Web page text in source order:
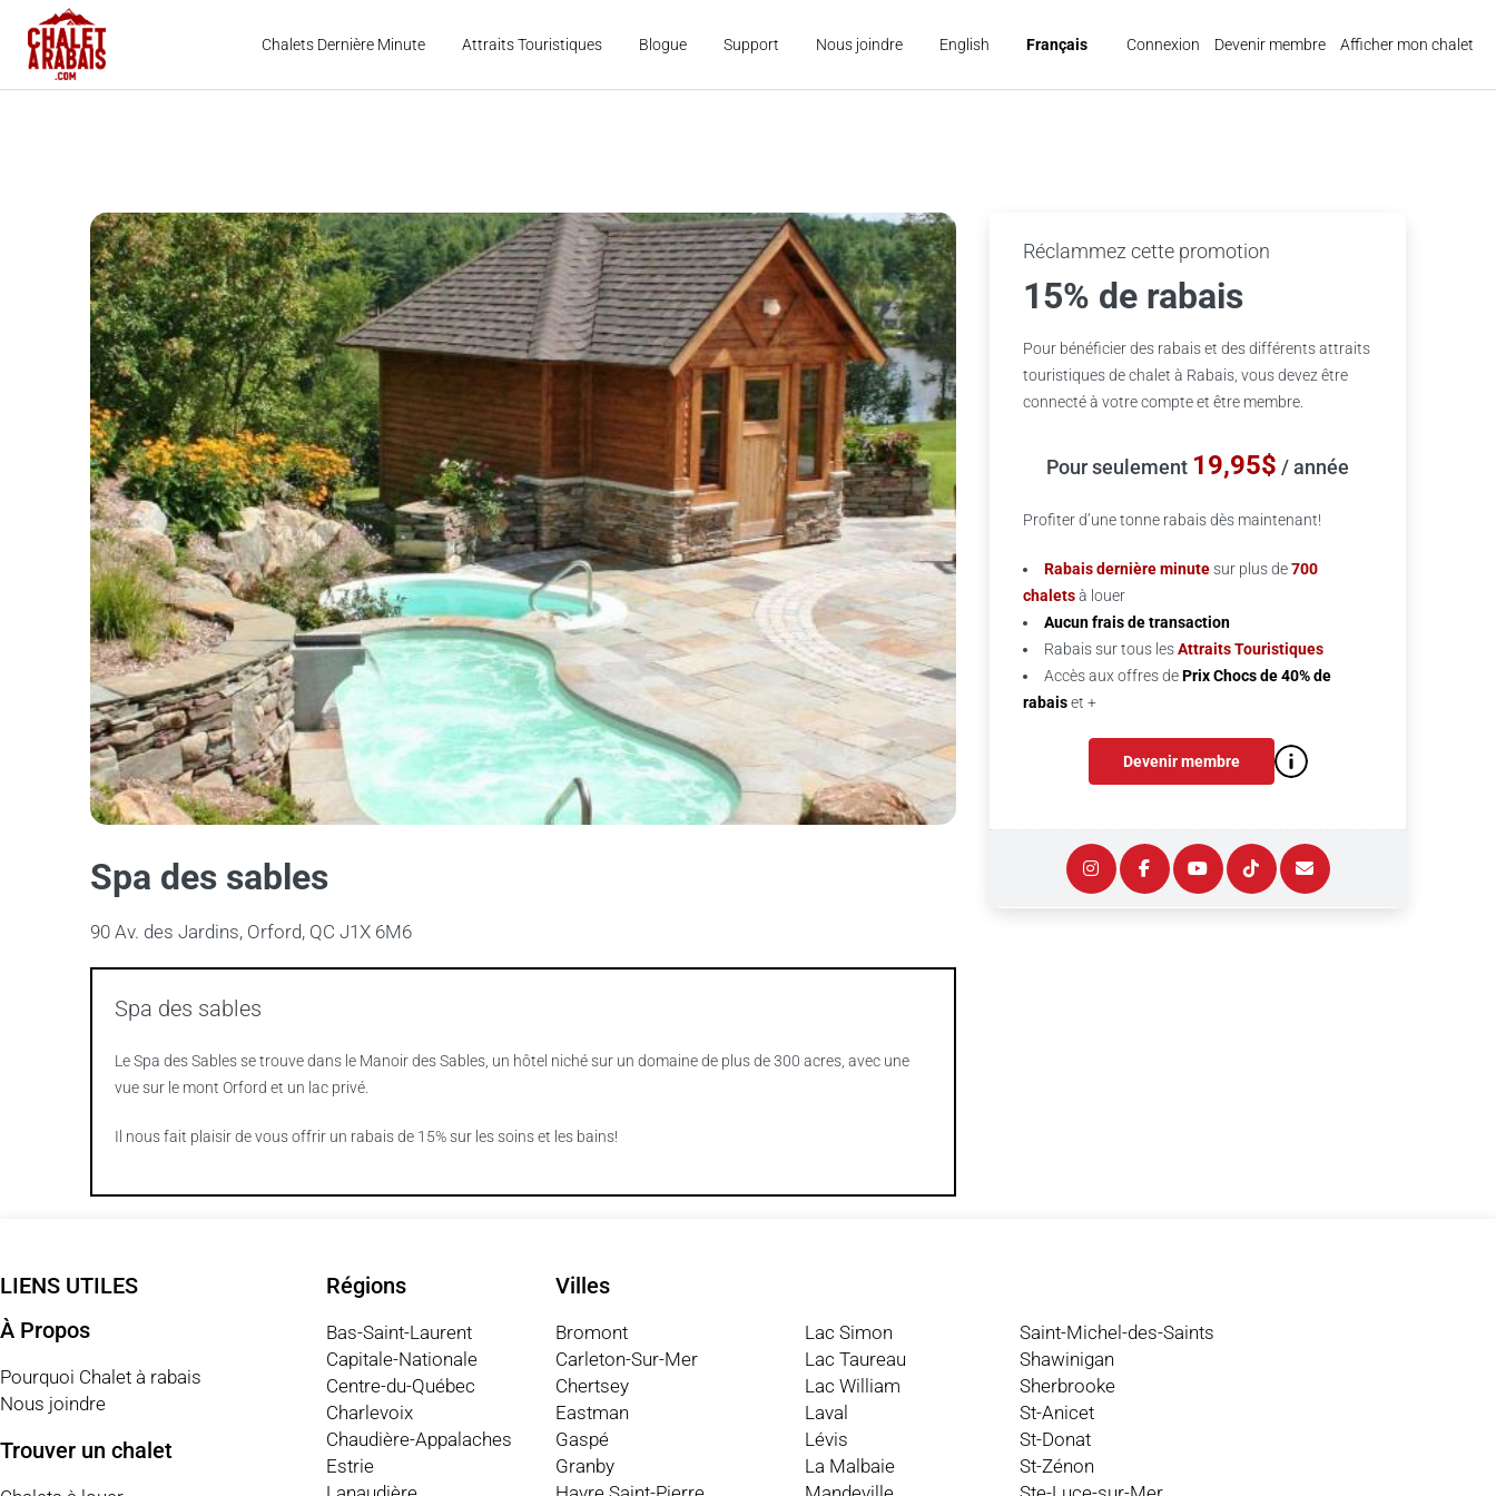
Chalets Dernière Minute Attraits Touristiques Blogue Support Nous joindre English Français Connexion Devenir membre Afficher mon chalet
Spa des sables
90 Av. des Jardins, Orford, QC J1X 6M6
Spa des sables
Le Spa des Sables se trouve dans le Manoir des Sables, un hôtel niché sur un domaine de plus de 300 acres, avec une
vue sur le mont Orford et un lac privé.
Il nous fait plaisir de vous offrir un rabais de 15% sur les soins et les bains!
Réclammez cette promotion
15% de rabais
Pour bénéficier des rabais et des différents attraits
touristiques de chalet à Rabais, vous devez être
connecté à votre compte et être membre.
Pour seulement 19,95$ / année
Profiter d’une tonne rabais dès maintenant!
Rabais dernière minutesur plus de700
chaletsà louer
Aucun frais de transaction
Rabais sur tous lesAttraits Touristiques
Accès aux offres dePrix Chocs de 40% de
rabaiset +
Devenir membre
LIENS UTILES
À Propos
Pourquoi Chalet à rabais
Nous joindre
Trouver un chalet
Régions
Bas-Saint-Laurent
Capitale-Nationale
Centre-du-Québec
Charlevoix
Chaudière-Appalaches
Estrie
Villes
Bromont
Carleton-Sur-Mer
Chertsey
Eastman
Gaspé
Granby
Lac Simon
Lac Taureau
Lac William
Laval
Lévis
La Malbaie
Saint-Michel-des-Saints
Shawinigan
Sherbrooke
St-Anicet
St-Donat
St-Zénon